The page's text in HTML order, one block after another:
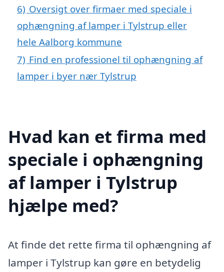
6) Oversigt over firmaer med speciale i
ophængning af lamper i Tylstrup eller
hele Aalborg kommune
7) Find en professionel til ophængning af
lamper i byer nær Tylstrup
Hvad kan et firma med
speciale i ophængning
af lamper i Tylstrup
hjælpe med?
At finde det rette firma til ophængning af
lamper i Tylstrup kan gøre en betydelig